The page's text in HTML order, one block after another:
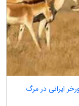
ایرانی در مرگ